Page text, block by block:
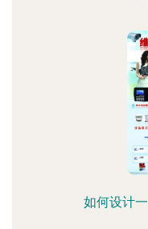
如何设计